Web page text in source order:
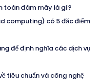
toán đám mây là gì?
computing) có 5 đặc điểm
để định nghĩa các dịch vụ
tiêu chuẩn và công nghệ